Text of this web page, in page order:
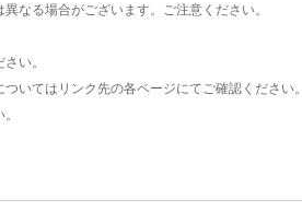
なる場合がございます。ご注意ください。
い。
いてはリンク先の各ページにてご確認ください。